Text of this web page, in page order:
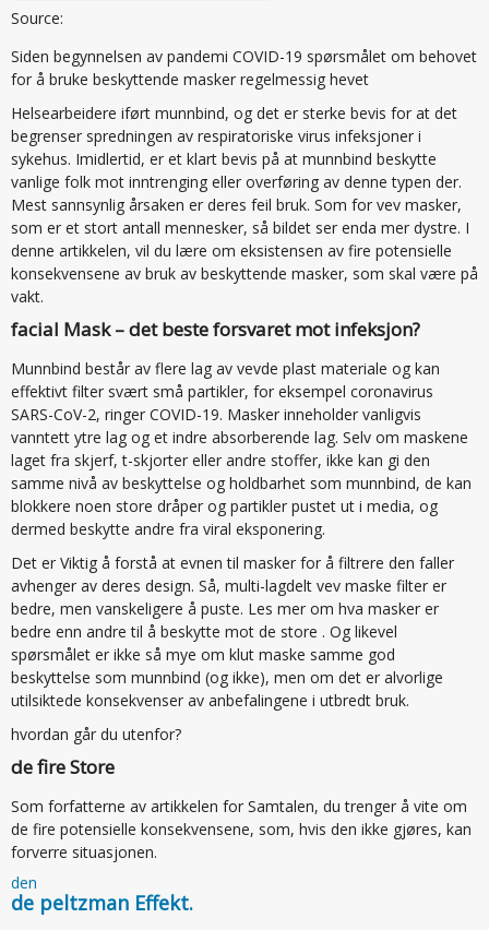
Source:
Siden begynnelsen av pandemi COVID-19 spørsmålet om behovet
for å bruke beskyttende masker regelmessig hevet
Helsearbeidere iført munnbind, og det er sterke bevis for at det
begrenser spredningen av respiratoriske virus infeksjoner i
sykehus. Imidlertid, er et klart bevis på at munnbind beskytte
vanlige folk mot inntrenging eller overføring av denne typen der.
Mest sannsynlig årsaken er deres feil bruk. Som for vev masker,
som er et stort antall mennesker, så bildet ser enda mer dystre. I
denne artikkelen, vil du lære om eksistensen av fire potensielle
konsekvensene av bruk av beskyttende masker, som skal være på
vakt.
facial Mask – det beste forsvaret mot infeksjon?
Munnbind består av flere lag av vevde plast materiale og kan
effektivt filter svært små partikler, for eksempel coronavirus
SARS-CoV-2, ringer COVID-19. Masker inneholder vanligvis
vanntett ytre lag og et indre absorberende lag. Selv om maskene
laget fra skjerf, t-skjorter eller andre stoffer, ikke kan gi den
samme nivå av beskyttelse og holdbarhet som munnbind, de kan
blokkere noen store dråper og partikler pustet ut i media, og
dermed beskytte andre fra viral eksponering.
Det er Viktig å forstå at evnen til masker for å filtrere den faller
avhenger av deres design. Så, multi-lagdelt vev maske filter er
bedre, men vanskeligere å puste. Les mer om hva masker er
bedre enn andre til å beskytte mot de store . Og likevel
spørsmålet er ikke så mye om klut maske samme god
beskyttelse som munnbind (og ikke), men om det er alvorlige
utilsiktede konsekvenser av anbefalingene i utbredt bruk.
hvordan går du utenfor?
de fire Store
Som forfatterne av artikkelen for Samtalen, du trenger å vite om
de fire potensielle konsekvensene, som, hvis den ikke gjøres, kan
forverre situasjonen.
den
de peltzman Effekt.